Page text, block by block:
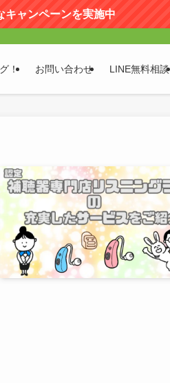
キャンペーンを実施中
！ お問い合わせ LINE無料相談